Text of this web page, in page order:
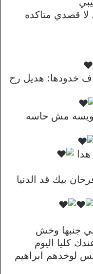
لا قصدي متاكده
ف خدودها: هديل رح
كويسه مش حاسه
بيك قد الدنيا
جنبها وخش
كليا اليوم
لوخدهم ابراهيم